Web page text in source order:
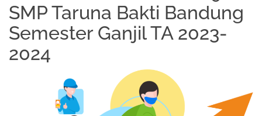
SMP Taruna Bakti Bandung
Semester Ganjil TA 2023-
2024